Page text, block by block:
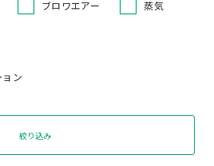
ブロワエアー 蒸気
ン
絞り込み